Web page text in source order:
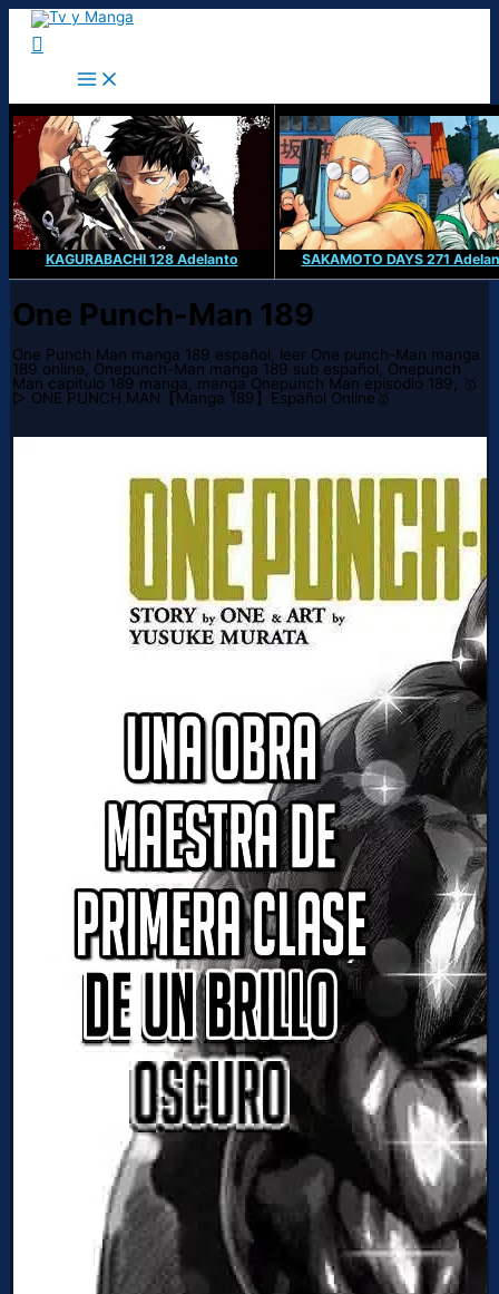
Ir
contenido
Buscar
KAGURABACHI 128 Adelanto SAKAMOTO DAYS 271
One Punch-Man 189
One Punch Man manga 189 español, leer One punch-Man manga
189 online, Onepunch-Man manga 189 sub español, Onepunch
Man capitulo 189 manga, manga Onepunch Man episodio 189, 🥇
▷ ONE PUNCH MAN【Manga 189】Español Online🥇